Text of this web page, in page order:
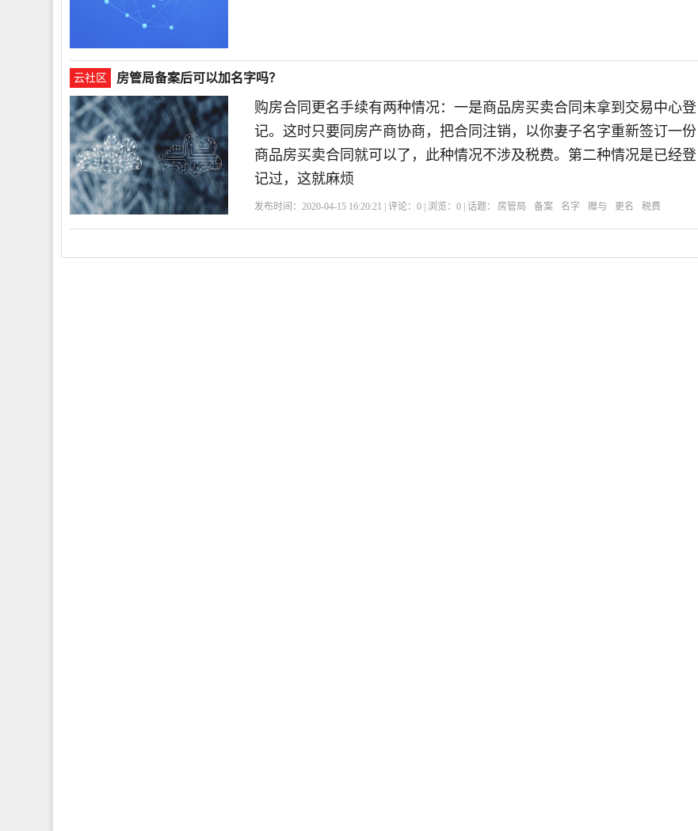
云社区 房管局备案后可以加名字吗？
购房合同更名手续有两种情况：一是商品房买卖合同未拿到交易中心登
记。这时只要同房产商协商，把合同注销，以你妻子名字重新签订一份
商品房买卖合同就可以了，此种情况不涉及税费。第二种情况是已经登
记过，这就麻烦
发布时间：2020-04-15 16:20:21 | 评论：0 | 浏览：0 | 话题： 房管局 备案 名字 赠与 更名 税费